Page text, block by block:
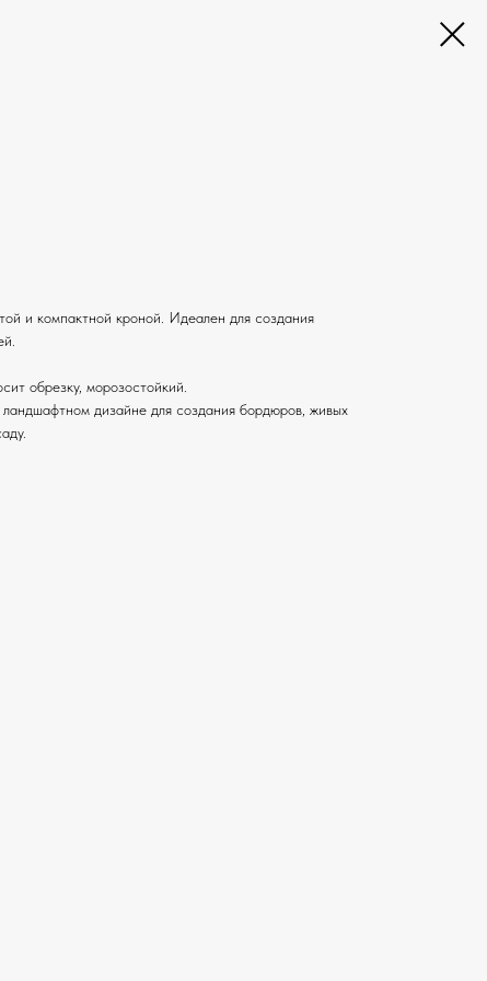
и компактной кроной. Идеален для создания
обрезку, морозостойкий.
дизайне для создания бордюров, живых